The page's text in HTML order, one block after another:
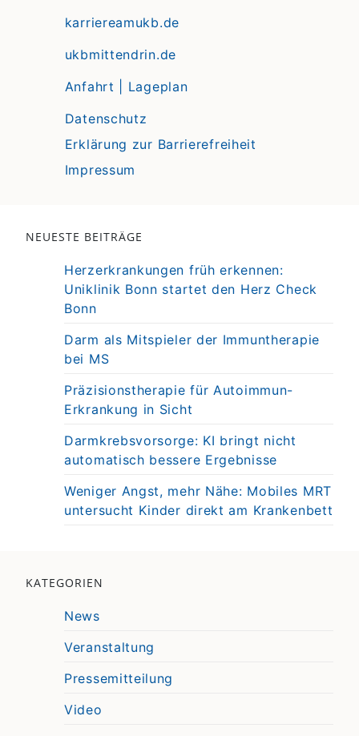
karriereamukb.de
ukbmittendrin.de
Anfahrt | Lageplan
Datenschutz
Erklärung zur Barrierefreiheit
Impressum
NEUESTE BEITRÄGE
Herzerkrankungen früh erkennen:
Uniklinik Bonn startet den Herz Check
Bonn
Darm als Mitspieler der Immuntherapie
bei MS
Präzisionstherapie für Autoimmun-
Erkrankung in Sicht
Darmkrebsvorsorge: KI bringt nicht
automatisch bessere Ergebnisse
Weniger Angst, mehr Nähe: Mobiles MRT
untersucht Kinder direkt am Krankenbett
KATEGORIEN
News
Veranstaltung
Pressemitteilung
Video